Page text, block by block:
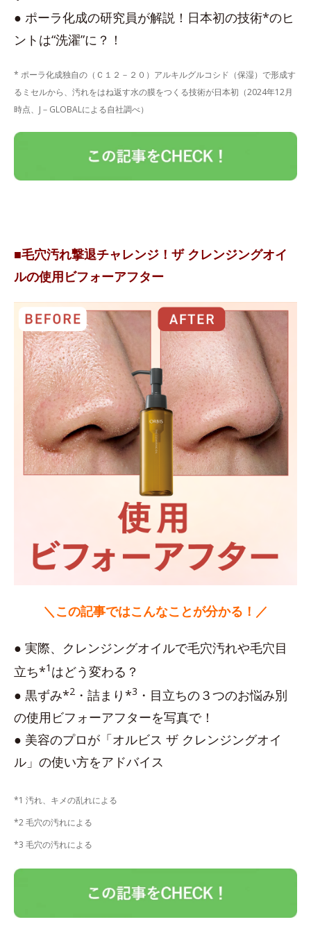
● ポーラ化成の研究員が解説！日本初の技術*のヒ
ントは“洗濯”に？！
* ポーラ化成独自の（Ｃ１２－２０）アルキルグルコシド（保湿）で形成す
るミセルから、汚れをはね返す水の膜をつくる技術が日本初（2024年12月
時点、J－GLOBALによる自社調べ）
■毛穴汚れ撃退チャレンジ！ザ クレンジングオイ
ルの使用ビフォーアフター
＼この記事ではこんなことが分かる！／
● 実際、クレンジングオイルで毛穴汚れや毛穴目
立ち*1 はどう変わる？
● 黒ずみ*2 ・詰まり*3 ・目立ちの３つのお悩み別
の使用ビフォーアフターを写真で！
● 美容のプロが「オルビス ザ クレンジングオイ
ル」の使い方をアドバイス
*1 汚れ、キメの乱れによる
*2 毛穴の汚れによる
*3 毛穴の汚れによる